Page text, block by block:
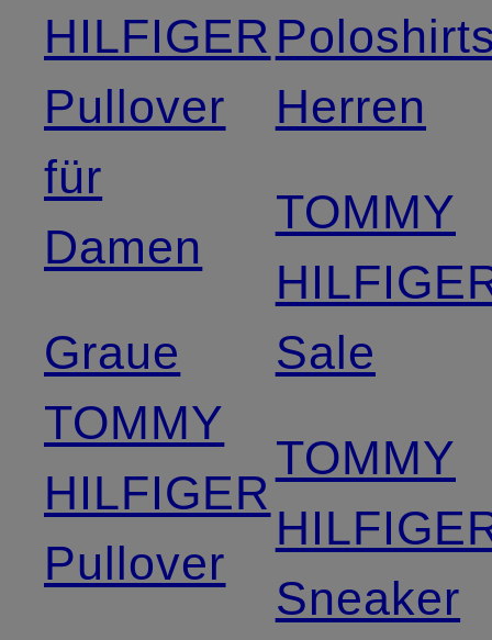
HILFIGER
Pullover
für
Damen
Graue
TOMMY
HILFIGER
Pullover
Herren
TOMMY
Sale
TOMMY
Sneaker